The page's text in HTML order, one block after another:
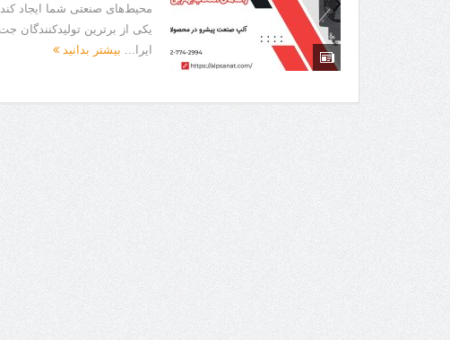
های پوستی با لیزر در مشهد | لیزر فوتونا برای بهبود قطعی استریا
خدمت نظم؛ از قفسه ‌های یک‌ طرفه تا دو طرفه، روایت هوشمندی در معماری فروشگاه
محیط‌های صنعتی شما ایجاد
یکی از برترین تولیدکنندگان
ایرا... بیشتر بدانید